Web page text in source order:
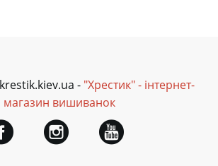
- "Хрестик" - інтернет-
магазин вишиванок